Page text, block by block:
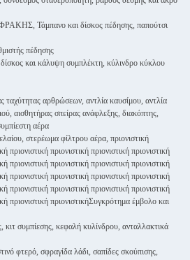
Τάμπανο και δίσκος πέδησης, παπούτσι
πέδησης
και κάλυψη συμπλέκτη, κύλινδρο κύκλου
ταχύτητας αρθρώσεων, αντλία καυσίμου, αντλία
αισθητήρας σπείρας ανάφλεξης, διακόπτης,
αέρα
στερέωμα φίλτρου αέρα, πριονιστική
πριονιστική πριονιστική πριονιστική πριονιστική
πριονιστική πριονιστική πριονιστική πριονιστική
πριονιστική πριονιστική πριονιστική πριονιστική
πριονιστική πριονιστική πριονιστική πριονιστική
πριονιστική πριονιστικήΣυγκρότημα έμβολο και
συμπίεσης, κεφαλή κυλίνδρου, ανταλλακτικά
φτερό, σφραγίδα λάδι, σαπίδες σκούπισης,